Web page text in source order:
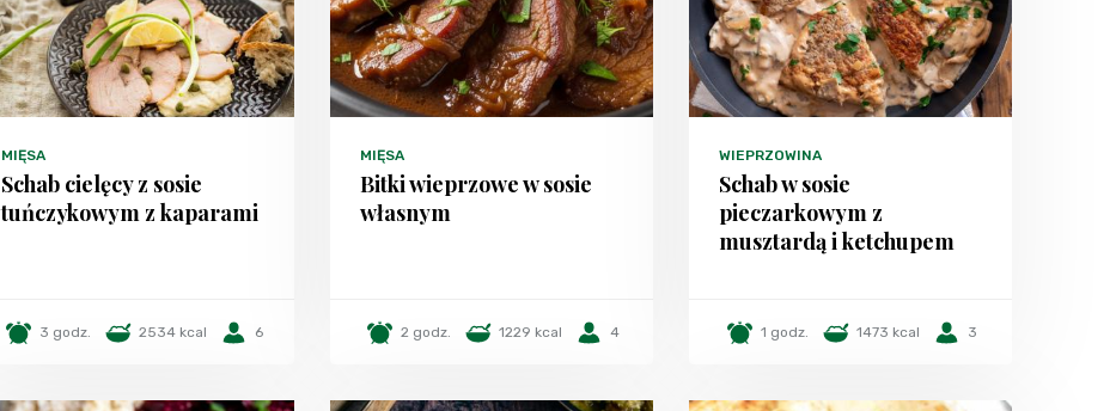
MIĘSA
Schab cielęcy z sosie
tuńczykowym z kaparami
3 godz. 2534 kcal 6
MIĘSA
Bitki wieprzowe w sosie
własnym
2 godz. 1229 kcal 4
WIEPRZOWINA
Schab w sosie
pieczarkowym z
musztardą i ketchupem
1 godz. 1473 kcal 3